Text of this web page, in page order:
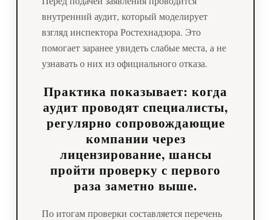
внутренний аудит, который моделирует
взгляд инспектора Ростехнадзора. Это
помогает заранее увидеть слабые места, а не
узнавать о них из официального отказа.
Практика показывает: когда
аудит проводят специалисты,
регулярно сопровождающие
компании через
лицензирование, шансы
пройти проверку с первого
раза заметно выше.
По итогам проверки составляется перечень